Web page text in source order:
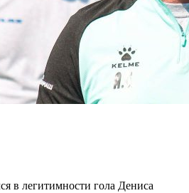
в легитимности гола Дениса